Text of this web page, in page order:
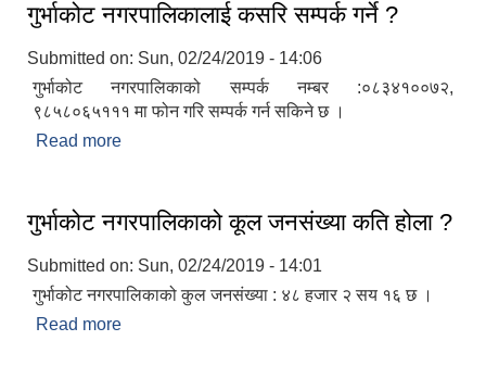
गुर्भाकोट नगरपालिकालाई कसरि सम्पर्क गर्ने ?
Submitted on: Sun, 02/24/2019 - 14:06
गुर्भाकोट नगरपालिकाको सम्पर्क नम्बर :०८३४१००७२,
९८५८०६५१११ मा फोन गरि सम्पर्क गर्न सकिने छ ।
Read more
गुर्भाकोट नगरपालिकाको कूल जनसंख्या कति होला ?
Submitted on: Sun, 02/24/2019 - 14:01
गुर्भाकोट नगरपालिकाको कुल जनसंख्या : ४८ हजार २ सय १६ छ ।
Read more